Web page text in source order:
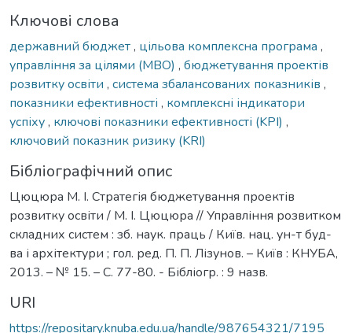
Ключові слова
державний бюджет, цільова комплексна програма ,
управління за цілями (MBO) , бюджетування проектів
розвитку освіти , система збалансованих показників ,
показники ефективності , комплексні індикатори
успіху, ключові показники ефективності (KPI) ,
ключовий показник ризику (KRI)
Бібліографічний опис
Цюцюра М. І. Стратегія бюджетування проектів
розвитку освіти / М. І. Цюцюра // Управління розвитком
складних систем : зб. наук. праць / Київ. нац. ун-т буд-
ва і архітектури ; гол. ред. П. П. Лізунов. – Київ : КНУБА,
2013. – № 15. – С. 77-80. - Бібліогр. : 9 назв.
URI
https://repositary.knuba.edu.ua/handle/987654321/7195